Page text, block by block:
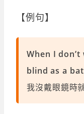
【例句】
When I
blind as a
我沒戴眼鏡時